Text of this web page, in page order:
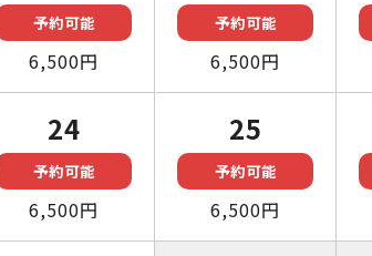
予約可能
6,500円
予約可能
6,500円
24
予約可能
6,500円
25
予約可能
6,500円